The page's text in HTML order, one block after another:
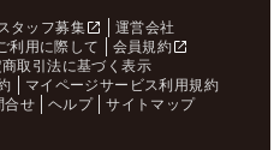
タッフ募集
運営会社
利用に際して
会員規約
取引法に基づく表示
マイページサービス利用規約
合せ ヘルプ サイトマップ